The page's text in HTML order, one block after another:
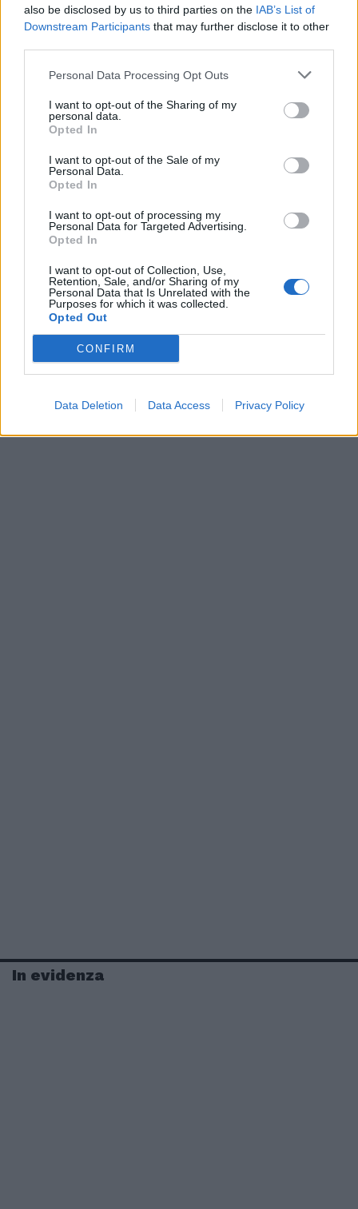
also be disclosed by us to third parties on the IAB’s List of
Downstream Participants that may further disclose it to other
Personal Data Processing Opt Outs
I want to opt-out of the Sharing of my
personal data.
Opted In
I want to opt-out of the Sale of my
Personal Data.
Opted In
I want to opt-out of processing my
Personal Data for Targeted Advertising.
Opted In
I want to opt-out of Collection, Use,
Retention, Sale, and/or Sharing of my
Personal Data that Is Unrelated with the
Purposes for which it was collected.
Opted Out
CONFIRM
Data Deletion Data Access Privacy Policy
In evidenza